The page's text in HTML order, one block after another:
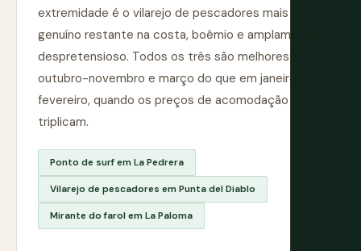
extremidade é o vilarejo de pescadores mais
genuíno restante na costa, boêmio e amplamente
despretensioso. Todos os três são melhores em
outubro-novembro e março do que em janeiro-
fevereiro, quando os preços de acomodação
triplicam.
Ponto de surf em La Pedrera
Vilarejo de pescadores em Punta del Diablo
Mirante do farol em La Paloma